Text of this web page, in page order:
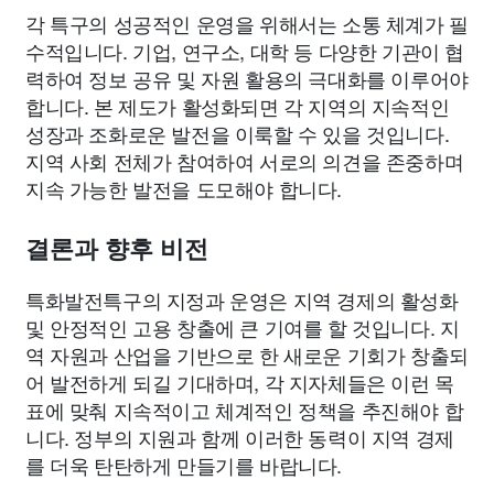
각 특구의 성공적인 운영을 위해서는 소통 체계가 필
수적입니다. 기업, 연구소, 대학 등 다양한 기관이 협
력하여 정보 공유 및 자원 활용의 극대화를 이루어야
합니다. 본 제도가 활성화되면 각 지역의 지속적인
성장과 조화로운 발전을 이룩할 수 있을 것입니다.
지역 사회 전체가 참여하여 서로의 의견을 존중하며
지속 가능한 발전을 도모해야 합니다.
결론과 향후 비전
특화발전특구의 지정과 운영은 지역 경제의 활성화
및 안정적인 고용 창출에 큰 기여를 할 것입니다. 지
역 자원과 산업을 기반으로 한 새로운 기회가 창출되
어 발전하게 되길 기대하며, 각 지자체들은 이런 목
표에 맞춰 지속적이고 체계적인 정책을 추진해야 합
니다. 정부의 지원과 함께 이러한 동력이 지역 경제
를 더욱 탄탄하게 만들기를 바랍니다.